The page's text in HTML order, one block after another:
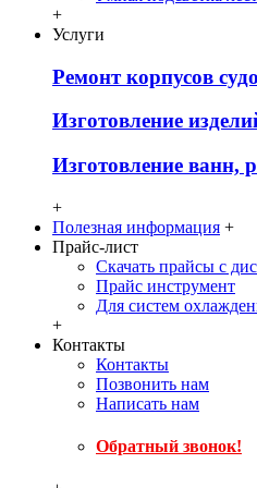
+
Услуги
Ремонт корпусов
Изготовление
Изготовление ванн,
+
Полезная информация +
Прайс-лист
Скачать прайсы с
Прайс инструмент
Для систем
+
Контакты
Контакты
Позвонить нам
Написать нам
Обратный звонок!